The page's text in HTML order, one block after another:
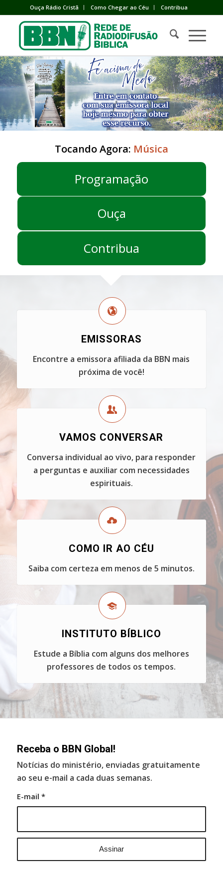
Ouça Rádio Cristã Como Chegar ao Céu Contribua
Tocando Agora: Música
Programação
Ouça
Contribua
EMISSORAS
Encontre a emissora afiliada da BBN mais
próxima de você!
VAMOS CONVERSAR
Conversa individual ao vivo, para responder
a perguntas e auxiliar com necessidades
espirituais.
COMO IR AO CÉU
Saiba com certeza em menos de 5 minutos.
INSTITUTO BÍBLICO
Estude a Bíblia com alguns dos melhores
professores de todos os tempos.
Receba o BBN Global!
Notícias do ministério, enviadas gratuitamente
ao seu e-mail a cada duas semanas.
E-mail *